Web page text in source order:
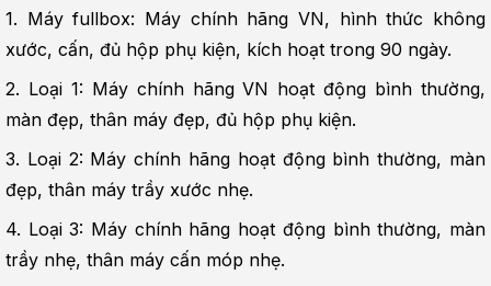
1. Máy fullbox: Máy chính hãng VN, hình thức không
xước, cấn, đủ hộp phụ kiện, kích hoạt trong 90 ngày.
2. Loại 1: Máy chính hãng VN hoạt động bình thường,
màn đẹp, thân máy đẹp, đủ hộp phụ kiện.
3. Loại 2: Máy chính hãng hoạt động bình thường, màn
đẹp, thân máy trầy xước nhẹ.
4. Loại 3: Máy chính hãng hoạt động bình thường, màn
trầy nhẹ, thân máy cấn móp nhẹ.